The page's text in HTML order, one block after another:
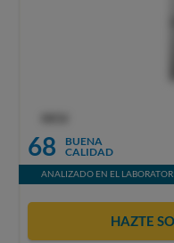
68
BUENA
CALIDAD
ANALIZADO EN EL
HAZTE